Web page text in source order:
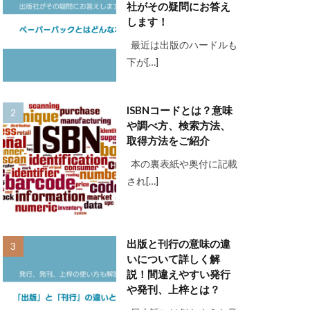
社がその疑問にお答え
します！
最近は出版のハードルも
下が[…]
ISBNコードとは？意味
や調べ方、検索方法、
取得方法をご紹介
本の裏表紙や奥付に記載
され[…]
出版と刊行の意味の違
いについて詳しく解
説！間違えやすい発行
や発刊、上梓とは？